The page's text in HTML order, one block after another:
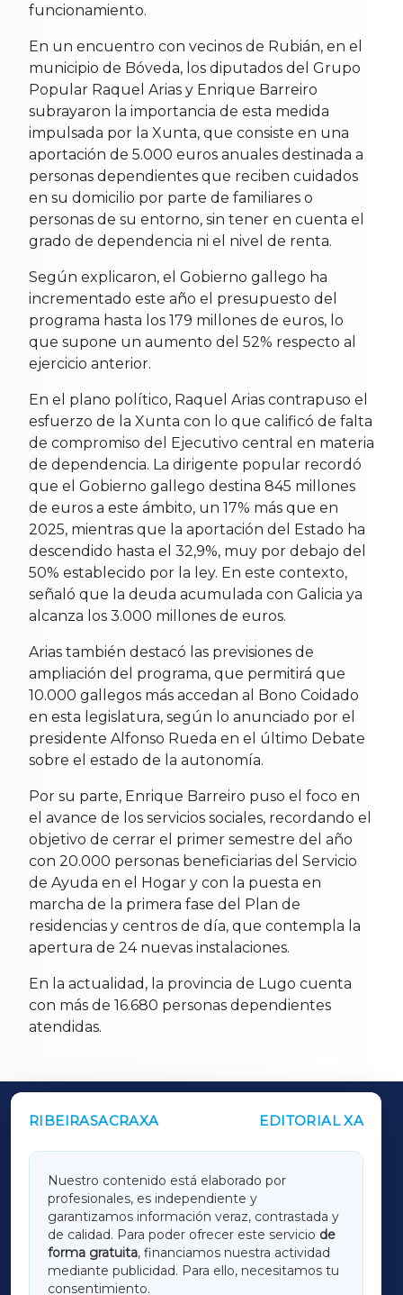
funcionamiento.
En un encuentro con vecinos de Rubián, en el
municipio de Bóveda, los diputados del Grupo
Popular Raquel Arias y Enrique Barreiro
subrayaron la importancia de esta medida
impulsada por la Xunta, que consiste en una
aportación de 5.000 euros anuales destinada a
personas dependientes que reciben cuidados
en su domicilio por parte de familiares o
personas de su entorno, sin tener en cuenta el
grado de dependencia ni el nivel de renta.
Según explicaron, el Gobierno gallego ha
incrementado este año el presupuesto del
programa hasta los 179 millones de euros, lo
que supone un aumento del 52% respecto al
ejercicio anterior.
En el plano político, Raquel Arias contrapuso el
esfuerzo de la Xunta con lo que calificó de falta
de compromiso del Ejecutivo central en materia
de dependencia. La dirigente popular recordó
que el Gobierno gallego destina 845 millones
de euros a este ámbito, un 17% más que en
2025, mientras que la aportación del Estado ha
descendido hasta el 32,9%, muy por debajo del
50% establecido por la ley. En este contexto,
señaló que la deuda acumulada con Galicia ya
alcanza los 3.000 millones de euros.
Arias también destacó las previsiones de
ampliación del programa, que permitirá que
10.000 gallegos más accedan al Bono Coidado
en esta legislatura, según lo anunciado por el
presidente Alfonso Rueda en el último Debate
sobre el estado de la autonomía.
Por su parte, Enrique Barreiro puso el foco en
el avance de los servicios sociales, recordando el
objetivo de cerrar el primer semestre del año
con 20.000 personas beneficiarias del Servicio
de Ayuda en el Hogar y con la puesta en
marcha de la primera fase del Plan de
residencias y centros de día, que contempla la
apertura de 24 nuevas instalaciones.
En la actualidad, la provincia de Lugo cuenta
con más de 16.680 personas dependientes
atendidas.
RIBEIRASACRAXA EDITORIAL XA
Nuestro contenido está elaborado por
profesionales, es independiente y
garantizamos información veraz, contrastada y
de calidad. Para poder ofrecer este servicio de
forma gratuita, financiamos nuestra actividad
mediante publicidad. Para ello, necesitamos tu
consentimiento.
OUTROS PERIÓDICOS
LUGOXA
TERRACHAXA